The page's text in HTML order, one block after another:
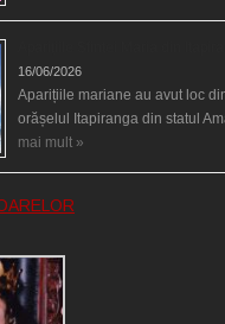
16/06/2026
Aparițiile mariane au avut loc
orășelul Itapiranga din statul
mai mult »